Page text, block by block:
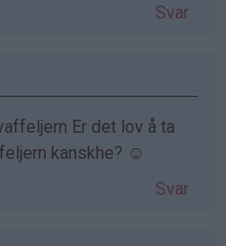
Svar
Er det lov å ta
kanskhe? ☺
Svar